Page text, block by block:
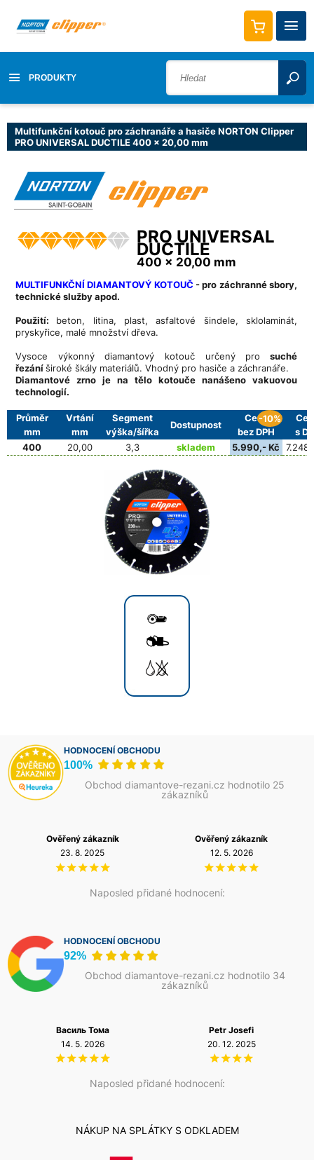
PRODUKTY
Multifunkční kotouč pro záchranáře a hasiče NORTON Clipper
PRO UNIVERSAL DUCTILE 400 x 20,00 mm
PRO UNIVERSAL
DUCTILE
400 x 20,00 mm
MULTIFUNKČNÍ DIAMANTOVÝ KOTOUČ - pro záchranné sbory,
technické služby apod.
Použití: beton, litina, plast, asfaltové šindele, sklolaminát,
pryskyřice, malé množství dřeva.
Vysoce výkonný diamantový kotouč určený pro suché
řezáníširoké škály materiálů. Vhodný pro hasiče a záchranáře.
Diamantové zrno je na tělo kotouče nanášeno vakuovou
technologií.
Průměr
mm
Vrtání
mm
Segment
výška/šířka
Dostupnost
Cena
bez DPH
-10%
s
400
20,00 3,3 skladem 5.990,- Kč
HODNOCENÍ OBCHODU
100%
Obchod diamantove-rezani.cz hodnotilo 25
zákazníků
Naposled přidané hodnocení:
Ověřený zákazník
23. 8. 2025
Ověřený zákazník
12. 5. 2026
HODNOCENÍ OBCHODU
92%
Obchod diamantove-rezani.cz hodnotilo 34
zákazníků
Naposled přidané hodnocení:
Василь Тома
14. 5. 2026
Petr Josefi
20. 12. 2025
NÁKUP NA SPLÁTKY S ODKLADEM